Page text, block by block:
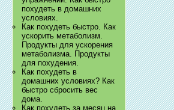
похудеть в домашних
условиях.
Как похудеть быстро. Как
ускорить метаболизм.
Продукты для ускорения
метаболизма. Продукты
для похудения.
Как похудеть в
домашних условиях? Как
быстро сбросить вес
дома.
Как похудеть за месяц на